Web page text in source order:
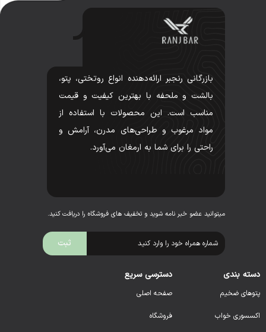
بازرگانی رنجبر ارائه‌دهنده انواع روتختی، پتو،
بالشت و ملحفه با بهترین کیفیت و قیمت
مناسب است. این محصولات با استفاده از
مواد مرغوب و طراحی‌های مدرن، آرامش و
راحتی را برای شما به ارمغان می‌آورد.
میتوانید عضو خبر نامه شوید و تخفیف های فروشگاه را دریافت کنید.
دسته بندی
پتوهای ضخیم
اکسسوری خواب
دسترسی سریع
صفحه اصلی
فروشگاه